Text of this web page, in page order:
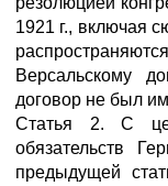
1921 г., включая
Версальскому
договор не был
Статья 2. С
обязательств
предыдущей